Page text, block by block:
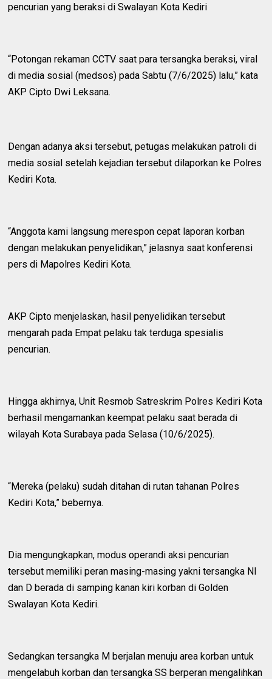
pencurian yang beraksi di Swalayan Kota Kediri
“Potongan rekaman CCTV saat para tersangka beraksi, viral
di media sosial (medsos) pada Sabtu (7/6/2025) lalu,” kata
AKP Cipto Dwi Leksana.
Dengan adanya aksi tersebut, petugas melakukan patroli di
media sosial setelah kejadian tersebut dilaporkan ke Polres
Kediri Kota.
“Anggota kami langsung merespon cepat laporan korban
dengan melakukan penyelidikan,” jelasnya saat konferensi
pers di Mapolres Kediri Kota.
AKP Cipto menjelaskan, hasil penyelidikan tersebut
mengarah pada Empat pelaku tak terduga spesialis
pencurian.
Hingga akhirnya, Unit Resmob Satreskrim Polres Kediri Kota
berhasil mengamankan keempat pelaku saat berada di
wilayah Kota Surabaya pada Selasa (10/6/2025).
“Mereka (pelaku) sudah ditahan di rutan tahanan Polres
Kediri Kota,” bebernya.
Dia mengungkapkan, modus operandi aksi pencurian
tersebut memiliki peran masing-masing yakni tersangka NI
dan D berada di samping kanan kiri korban di Golden
Swalayan Kota Kediri.
Sedangkan tersangka M berjalan menuju area korban untuk
mengelabuh korban dan tersangka SS berperan mengalihkan